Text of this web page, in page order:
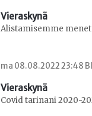
Vieraskynä
Alistamisemme
ma 08.08.2022 23:48
Vieraskynä
Covid tarinani 2020-